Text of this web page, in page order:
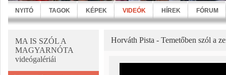
NYITÓ TAGOK KÉPEK VIDEÓK HÍREK FÓRUM
MA IS SZÓL A
MAGYARNÓTA
videógalériái
Horváth Pista - Temetőben szól a